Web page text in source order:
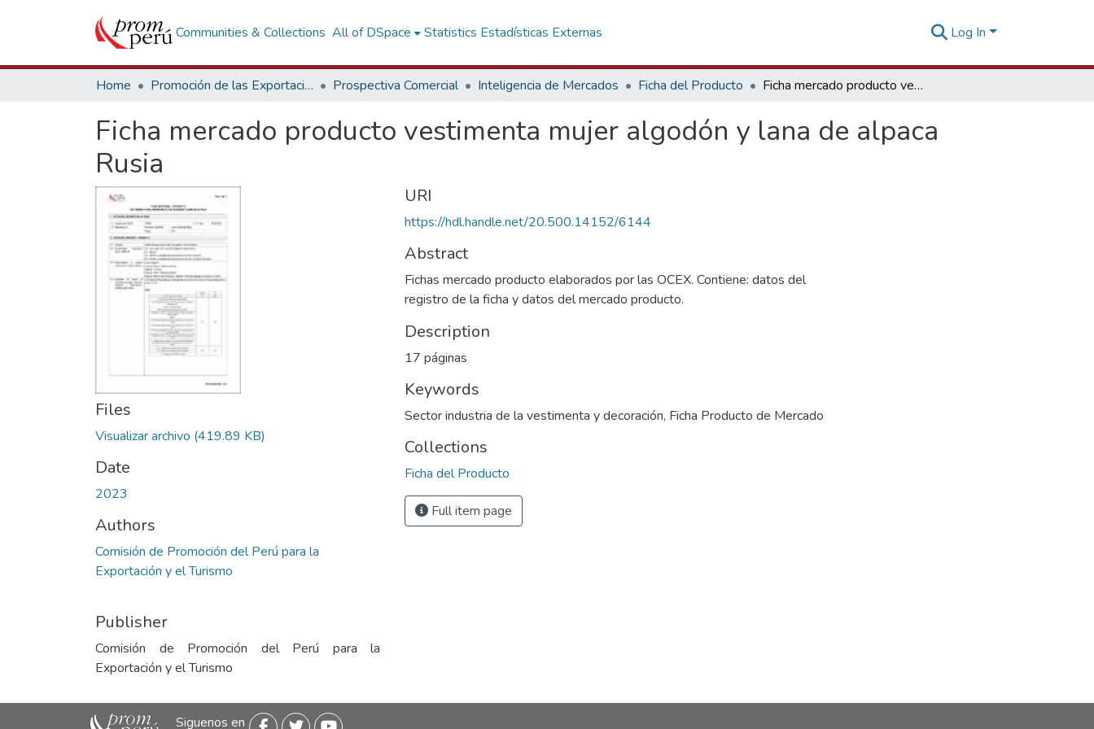
Communities & Collections All of DSpace Statistics Estadísticas Externas Log In
Home Promoción de las Exportaciones Prospectiva Comercial Inteligencia de Mercados Ficha del Producto Ficha mercado producto vestimenta mujer algodón y lana de alpaca Rusia
Ficha mercado producto vestimenta mujer algodón y lana de alpaca
Rusia
Files
Visualizar archivo (419.89 KB)
Date
2023
Authors
Comisión de Promoción del Perú para la
Exportación y el Turismo
Publisher
Comisión de Promoción del Perú para la
Exportación y el Turismo
URI
https://hdl.handle.net/20.500.14152/6144
Abstract
Fichas mercado producto elaborados por las OCEX. Contiene: datos del
registro de la ficha y datos del mercado producto.
Description
17 páginas
Keywords
Sector industria de la vestimenta y decoración, Ficha Producto de Mercado
Collections
Ficha del Producto
Full item page
Siguenos en